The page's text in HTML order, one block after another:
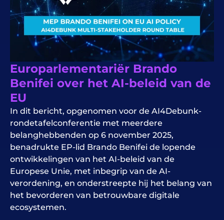
Europarlementariër Brando
Benifei over het AI-beleid van de
EU
In dit bericht, opgenomen voor de AI4Debunk-
rondetafelconferentie met meerdere
belanghebbenden op 6 november 2025,
benadrukte EP-lid Brando Benifei de lopende
ontwikkelingen van het AI-beleid van de
Europese Unie, met inbegrip van de AI-
verordening, en onderstreepte hij het belang van
het bevorderen van betrouwbare digitale
ecosystemen.